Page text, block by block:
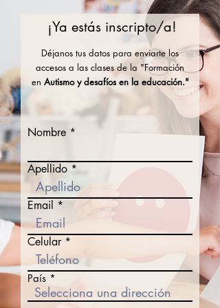
¡Ya estás inscripto/a!
Déjanos tus datos para enviarte los
accesos a las clases de la "Formación
en Autismo y desafíos en la educación."
Nombre
Apellido
Email
Celular
País